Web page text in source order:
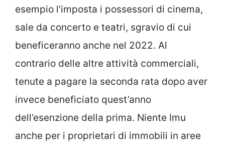
esempio l’imposta i possessori di cinema,
sale da concerto e teatri, sgravio di cui
beneficeranno anche nel 2022. Al
contrario delle altre attività commerciali,
tenute a pagare la seconda rata dopo aver
invece beneficiato quest’anno
dell’esenzione della prima. Niente Imu
anche per i proprietari di immobili in aree